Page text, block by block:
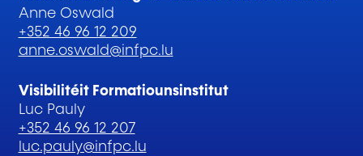
Anne Oswald
+352 46 96 12 209
anne.oswald@infpc.lu
Visibilitéit Formatiounsinstitut
Luc Pauly
+352 46 96 12 207
luc.pauly@infpc.lu